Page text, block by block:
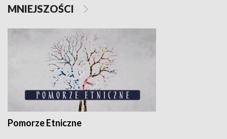
MNIEJSZOŚCI
Pomorze Etniczne